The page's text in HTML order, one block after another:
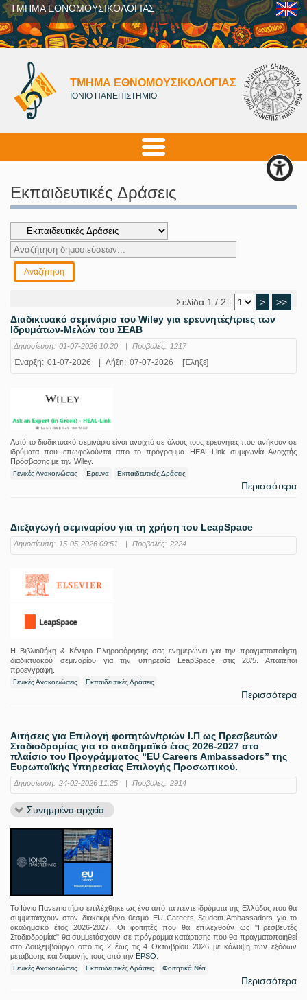
ΤΜΗΜΑ ΕΘΝΟΜΟΥΣΙΚΟΛΟΓΙΑΣ
ΤΜΗΜΑ ΕΘΝΟΜΟΥΣΙΚΟΛΟΓΙΑΣ
ΙΟΝΙΟ ΠΑΝΕΠΙΣΤΗΜΙΟ
Εκπαιδευτικές Δράσεις
Σελίδα 1 / 2 : >
>>
Διαδικτυακό σεμινάριο του Wiley για ερευνητές/τριες των
Ιδρυμάτων-Μελών του ΣΕΑΒ
Δημοσίευση: 01-07-2026 10:20 | Προβολές: 1217
Έναρξη: 01-07-2026 Λήξη: 07-07-2026 [Έληξε]
Αυτό το διαδικτυακό σεμινάριο είναι ανοιχτό σε όλους τους ερευνητές που ανήκουν σε
ιδρύματα που επωφελούνται απο το πρόγραμμα HEAL-Link συμφωνία Ανοιχτής
Πρόσβασης με την Wiley.
Γενικές Ανακοινώσεις Έρευνα Εκπαιδευτικές Δράσεις
Περισσότερα
Διεξαγωγή σεμιναρίου για τη χρήση του LeapSpace
Δημοσίευση: 15-05-2026 09:51 | Προβολές: 2224
Η Βιβλιοθήκη & Κέντρο Πληροφόρησης σας ενημερώνει για την πραγματοποίηση
διαδικτυακού σεμιναρίου για την υπηρεσία LeapSpace στις 28/5. Απαιτείται
προεγγραφή.
Γενικές Ανακοινώσεις Εκπαιδευτικές Δράσεις
Περισσότερα
Αιτήσεις για Επιλογή φοιτητών/τριών Ι.Π ως Πρεσβευτών
Σταδιοδρομίας για το ακαδημαϊκό έτος 2026-2027 στο
πλαίσιο του Προγράμματος “EU Careers Ambassadors” της
Ευρωπαϊκής Υπηρεσίας Επιλογής Προσωπικού.
Δημοσίευση: 24-02-2026 11:25 | Προβολές: 2914
Συνημμένα αρχεία
Το Ιόνιο Πανεπιστήμιο επιλέχθηκε ως ένα από τα πέντε ιδρύματα της Ελλάδας που θα
συμμετάσχουν στον διακεκριμένο θεσμό EU Careers Student Ambassadors για το
ακαδημαϊκό έτος 2026-2027. Οι φοιτητές που θα επιλεχθούν ως "Πρεσβευτές
Σταδιοδρομίας" θα συμμετάσχουν σε πρόγραμμα κατάρτισης που θα πραγματοποιηθεί
στο Λουξεμβούργο από τις 2 έως τις 4 Οκτωβρίου 2026 με κάλυψη των εξόδων
μετάβασης και διαμονής τους από την EPSO
Γενικές Ανακοινώσεις Εκπαιδευτικές Δράσεις Φοιτητικά Νέα
Περισσότερα